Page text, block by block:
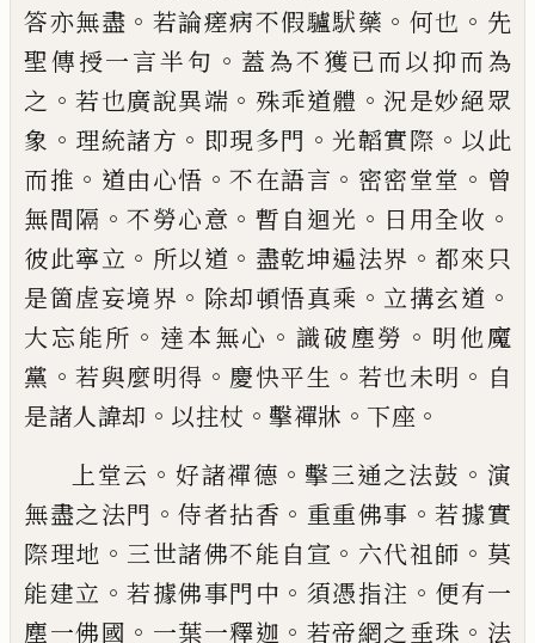
答亦無盡 。 若論瘥病不假驢䭾藥 。 何也 。 先
聖傳授一言半句 。 蓋為不獲已而以抑而為
之 。若也廣說異端 。 殊乖道體 。況是妙絕眾
象 。 理統諸方 。 即現多門 。 光韜實際 。 以此
而推 。 道由心悟 。不在語言 。 密密堂堂 。 曾
無間隔 。不勞心意 。 暫 自迴光 。 日用全收 。
彼此寧立 。 所以道 。 盡乾坤遍法界 。 都來只
是箇虗妄境界 。 除却頓悟真乘 。 立搆玄道 。
大忘能所 。 達本無心 。 識破塵勞 。 明他魔
黨 。若與麼明得 。 慶快平生 。 若也未明 。 自
是諸人諱却 。 以拄杖 。 擊禪牀 。 下座 。
上堂云 。 好諸禪德 。擊三通之法鼓 。 演
無盡之法門 。侍者拈香 。 重重佛事 。若據實
際理地 。 三世諸佛不能自宣 。 六代祖師 。 莫
能建立 。若據佛事門中 。 須憑指注 。 便有一
塵一佛國 。 一葉一釋迦 。 若帝網之垂珠 。 法